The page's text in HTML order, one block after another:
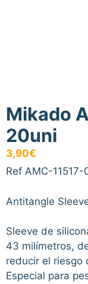
Mikado
20uni
3,90€
Ref AMC-11517-
Antitangle
Sleeve de
43 milímetros,
reducir el riesgo
Especial para